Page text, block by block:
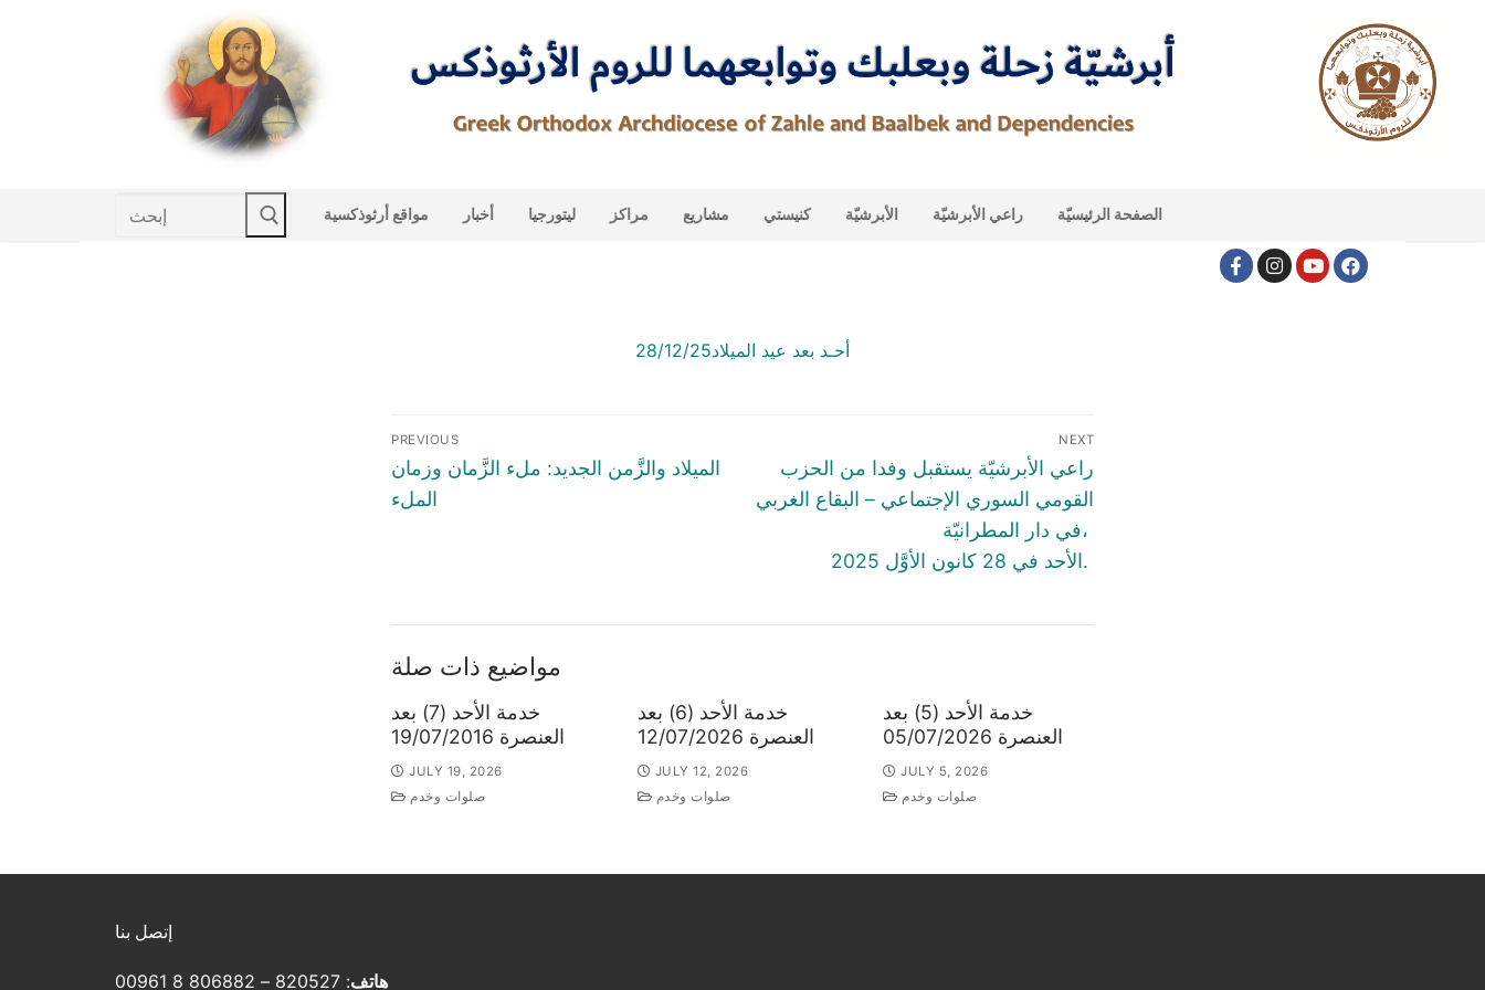
Search
مواقع أرثوذكسية أخبار ليتورجيا مراكز مشاريع كنيستي الأبرشيّة راعي الأبرشيّة الصفحة الرئيسيّة
أحـد بعد عيد الميلاد28/12/25
Post
navigation
PREVIOUS
Previous
post:
الميلاد والزَّمن الجديد: ملء الزَّمان وزمان
الملء
NEXT
Next
post:
راعي الأبرشيّة يستقبل وفدا من الحزب
القومي السوري الإجتماعي – البقاع الغربي
في دار المطرانيّة،
الأحد في 28 كانون الأوَّل 2025.
مواضيع ذات صلة
خدمة الأحد (7) بعد
العنصرة 19/07/2016
JULY 19, 2026
صلوات وخدم
خدمة الأحد (6) بعد
العنصرة 12/07/2026
JULY 12, 2026
صلوات وخدم
خدمة الأحد (5) بعد
العنصرة 05/07/2026
JULY 5, 2026
صلوات وخدم
إتصل بنا
هاتف: 820527 – 806882 8 00961